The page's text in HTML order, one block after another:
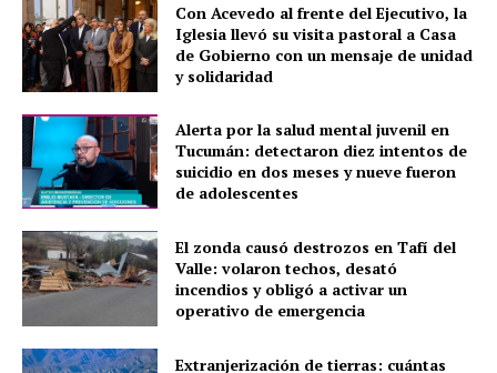
Con Acevedo al frente del Ejecutivo, la
Iglesia llevó su visita pastoral a Casa
de Gobierno con un mensaje de unidad
y solidaridad
Alerta por la salud mental juvenil en
Tucumán: detectaron diez intentos de
suicidio en dos meses y nueve fueron
de adolescentes
El zonda causó destrozos en Tafí del
Valle: volaron techos, desató
incendios y obligó a activar un
operativo de emergencia
Extranjerización de tierras: cuántas